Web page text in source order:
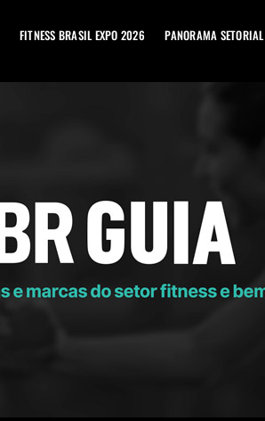
FITNESS BRASIL EXPO 2026 PANORAMA SETORIAL